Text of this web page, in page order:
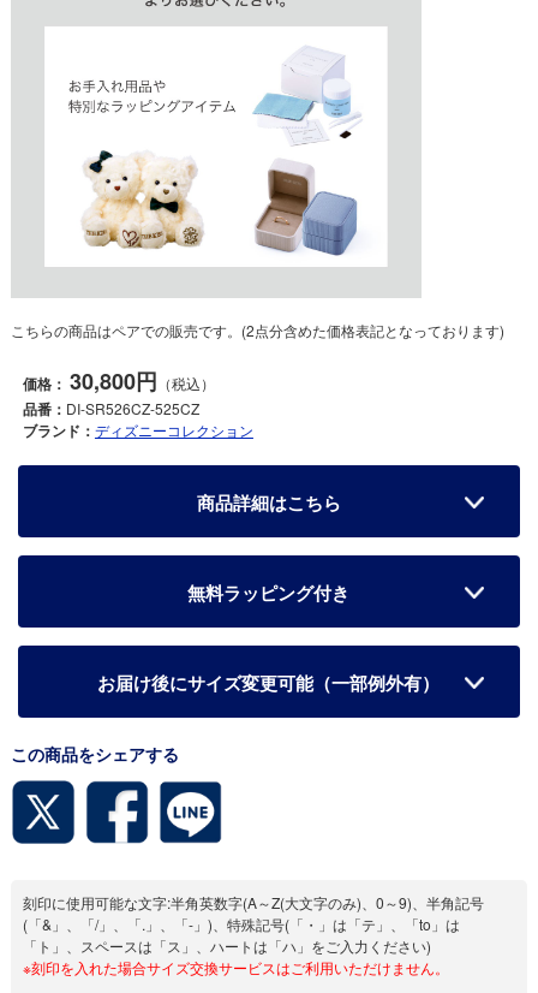
こちらの商品はペアでの販売です。(2点分含めた価格表記となっております)
価格： 30,800円 （税込）
品番： DI-SR526CZ-525CZ
ブランド： ディズニーコレクション
商品詳細はこちら
無料ラッピング付き
お届け後にサイズ変更可能（一部例外有）
この商品をシェアする
刻印に使用可能な文字:半角英数字(A～Z(大文字のみ)、0～9)、半角記号
(「&」、「/」、「.」、「-」)、特殊記号(「・」は「テ」、「to」は
「ト」、スペースは「ス」、ハートは「ハ」をご入力ください)
※刻印を入れた場合サイズ交換サービスはご利用いただけません。